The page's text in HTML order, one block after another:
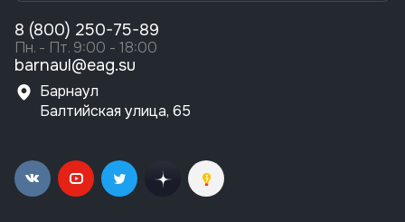
8 (800) 250-75-89
Пн. - Пт. 9:00 - 18:00
barnaul@eag.su
Барнаул
Балтийская улица, 65